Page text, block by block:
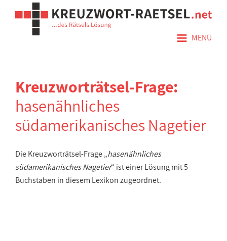
≡ MENÜ
Kreuzworträtsel-Frage:
hasenähnliches
südamerikanisches Nagetier
Die Kreuzworträtsel-Frage „hasenähnliches
südamerikanisches Nagetier“ ist einer Lösung mit 5
Buchstaben in diesem Lexikon zugeordnet.